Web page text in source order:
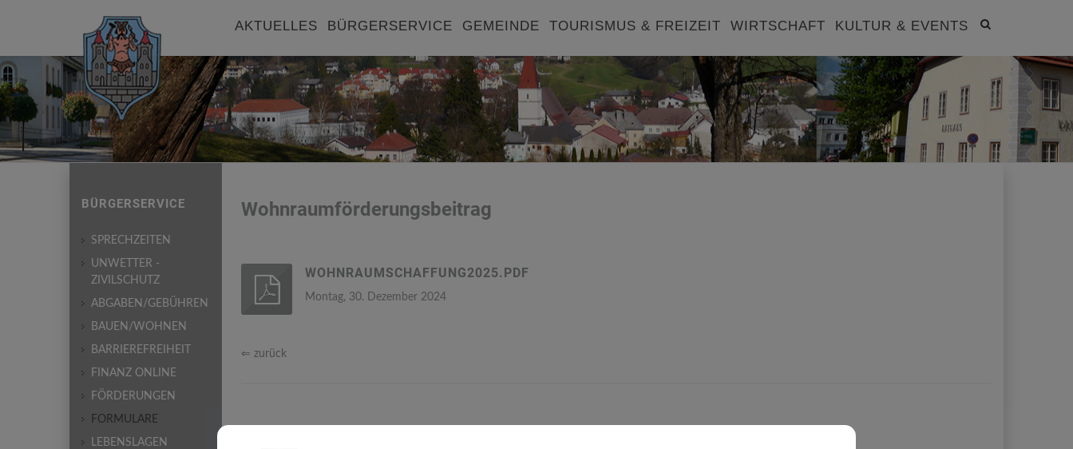
Site
toggle
AKTUELLES BÜRGERSERVICE GEMEINDE TOURISMUS & FREIZEIT WIRTSCHAFT KULTUR & EVENTS
Wohnraumförderungsbeitrag
WOHNRAUMSCHAFFUNG2025.PDF
Montag, 30. Dezember 2024
⇐ zurück
BÜRGERSERVICE
SPRECHZEITEN
UNWETTER -
ZIVILSCHUTZ
ABGABEN/GEBÜHREN
BAUEN/WOHNEN
BARRIEREFREIHEIT
FINANZ ONLINE
FÖRDERUNGEN
FORMULARE
LEBENSLAGEN